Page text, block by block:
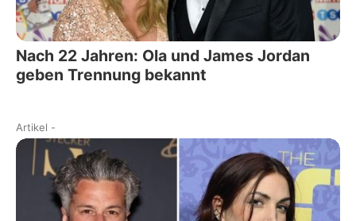
Nach 22 Jahren: Ola und James Jordan
geben Trennung bekannt
Artikel -